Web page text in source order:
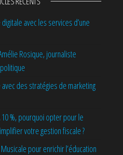
avec les services d’une
Rosique, journaliste
des stratégies de marketing
%, pourquoi opter pour le
votre gestion fiscale ?
pour enrichir l’éducation